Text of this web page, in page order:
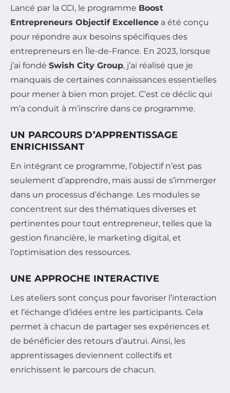
Lancé par la CCI, le programme Boost
Entrepreneurs Objectif Excellence a été conçu
pour répondre aux besoins spécifiques des
entrepreneurs en Île-de-France. En 2023, lorsque
j’ai fondé Swish City Group, j’ai réalisé que je
manquais de certaines connaissances essentielles
pour mener à bien mon projet. C’est ce déclic qui
m’a conduit à m’inscrire dans ce programme.
UN PARCOURS D’APPRENTISSAGE
ENRICHISSANT
En intégrant ce programme, l’objectif n’est pas
seulement d’apprendre, mais aussi de s’immerger
dans un processus d’échange. Les modules se
concentrent sur des thématiques diverses et
pertinentes pour tout entrepreneur, telles que la
gestion financière, le marketing digital, et
l’optimisation des ressources.
UNE APPROCHE INTERACTIVE
Les ateliers sont conçus pour favoriser l’interaction
et l’échange d’idées entre les participants. Cela
permet à chacun de partager ses expériences et
de bénéficier des retours d’autrui. Ainsi, les
apprentissages deviennent collectifs et
enrichissent le parcours de chacun.